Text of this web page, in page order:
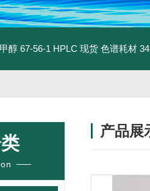
醇 67-56-1 HPLC 现货 色谱耗材
产品展